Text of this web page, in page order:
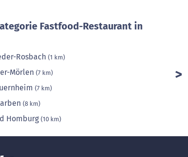
Fastfood-Restaurant in
Rosbach (1 km)
Mörlen (7 km)
(7 km)
(8 km)
Homburg(10 km)